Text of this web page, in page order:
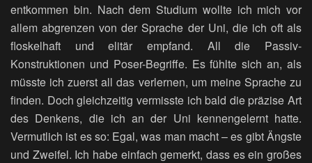
entkommen bin. Nach dem Studium wollte ich mich vor
allem abgrenzen von der Sprache der Uni, die ich oft als
floskelhaft und elitär empfand. All die Passiv-
Konstruktionen und Poser-Begriffe. Es fühlte sich an, als
müsste ich zuerst all das verlernen, um meine Sprache zu
finden. Doch gleichzeitig vermisste ich bald die präzise Art
des Denkens, die ich an der Uni kennengelernt hatte.
Vermutlich ist es so: Egal, was man macht – es gibt Ängste
und Zweifel. Ich habe einfach gemerkt, dass es ein großes